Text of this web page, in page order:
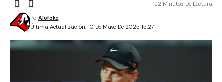
Última Actualización: 10 De Mayo De 2025 15:27
PorAlofoke
2 Minutos De Lectura